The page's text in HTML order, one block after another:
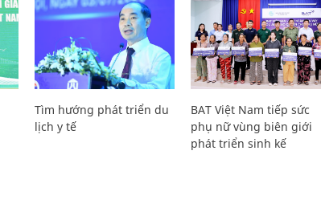
Tìm hướng phát triển du
lịch y tế
BAT Việt Nam tiếp sức
phụ nữ vùng biên giới
phát triển sinh kế